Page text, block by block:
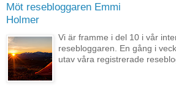
Möt resebloggaren Emmi
Holmer
Vi är framme i del 10 i vår
resebloggaren. En gång i
utav våra registrerade